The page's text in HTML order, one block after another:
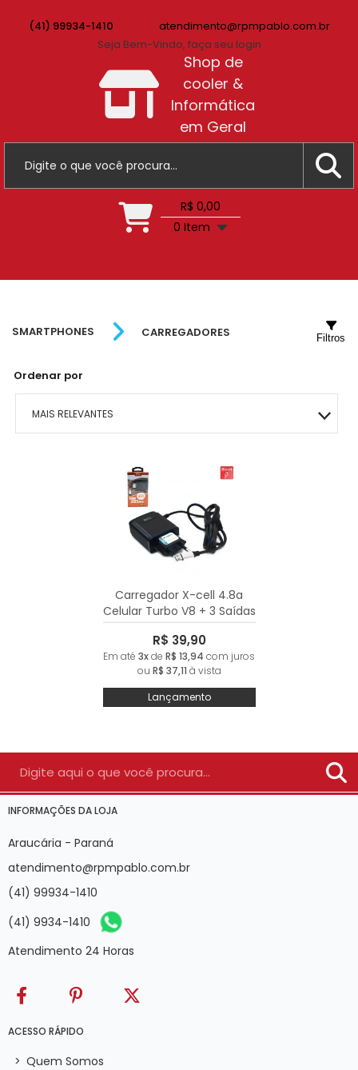
Shop de
cooler &
Informática
em Geral
(41) 99934-1410
atendimento@rpmpablo.com.br
Seja Bem-Vindo, faça seu login
R$ 0,00
0 Item
SMARTPHONES CARREGADORES
Ordenar por
MAIS RELEVANTES
Filtros
Carregador X-cell 4.8a
Celular Turbo V8 + 3 Saídas
Usb Extra Potente -
Samsung Motorola Asus
Sony Multilaser Lenovo
R$ 39,90
Em até 3xde R$ 13,94 com juros
ou R$ 37,11 à vista
Lançamento
INFORMAÇÕES DA LOJA
Araucária - Paraná
atendimento@rpmpablo.com.br
(41) 99934-1410
(41) 9934-1410
Atendimento 24 Horas
ACESSO RÁPIDO
> Quem Somos